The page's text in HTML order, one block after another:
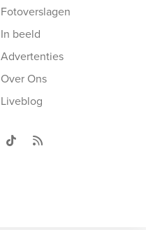
Fotoverslagen
In beeld
Advertenties
Over Ons
Liveblog